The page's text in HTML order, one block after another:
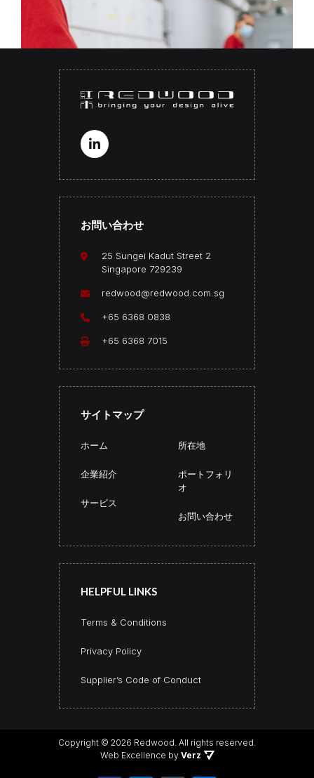
最先端技術が生む、輝き
当社のアクリル部門では、最先端技術のもと、品質と造形
表現の向上を追求しています。
アクリルが持つ可能性の限界を押し上げ、その表現力をさ
らに高めています。
精密な設計と高度な配合技術により、Redwoodのアクリル
優れた耐久性と長く続く性質を兼ね備えています。
当社のアクリル部門では、平面のアクリル板を立体的な造
お問い合わせ
25 Sungei Kadut Street 2
Singapore 729239
redwood@redwood.com.sg
+65 6368 0838
+65 6368 7015
サイトマップ
ホーム
企業紹介
サービス
所在地
ポートフォリ
オ
お問い合わせ
HELPFUL LINKS
Terms & Conditions
Privacy Policy
Supplier’s Code of Conduct
Copyright © 2026 Redwood. All rights reserved.
Web Excellence by Verz